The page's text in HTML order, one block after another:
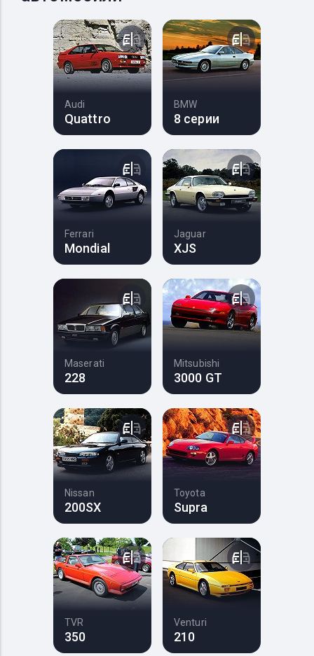
Audi
Quattro
BMW
8 серии
Ferrari
Mondial
Jaguar
XJS
Maserati
228
Mitsubishi
3000 GT
Nissan
200SX
Toyota
Supra
TVR
350
Venturi
210